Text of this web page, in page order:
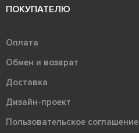
ПОКУПАТЕЛЮ
Оплата
Обмен и возврат
Доставка
Дизайн-проект
Пользовательское соглашение